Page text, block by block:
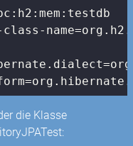
die Klasse